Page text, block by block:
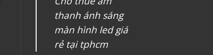
thanh ánh sáng
màn hình led giá
rẻ tại tphcm